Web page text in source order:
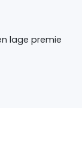
lage premie